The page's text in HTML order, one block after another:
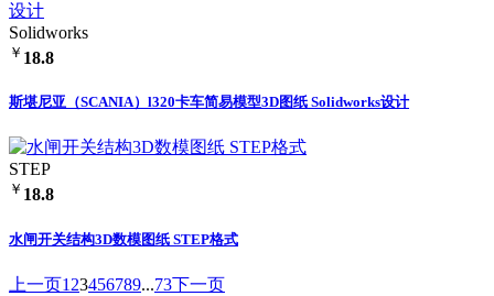
Solidworks
￥ 18.8
斯堪尼亚（SCANIA）l320卡车简易模型3D图纸 Solidworks设计
STEP
￥ 18.8
水闸开关结构3D数模图纸 STEP格式
上一页1 23456789...73下一页